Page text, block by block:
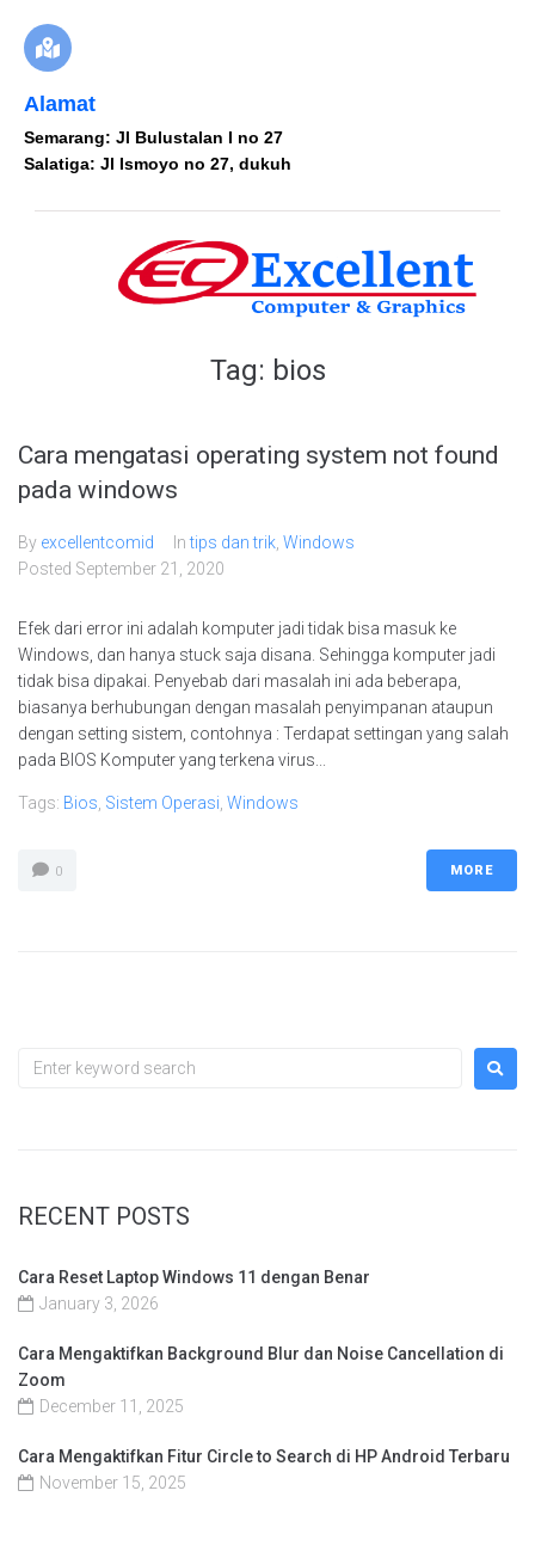
Alamat
Semarang: Jl Bulustalan I no 27
Salatiga: Jl Ismoyo no 27, dukuh
Tag: bios
Cara mengatasi operating system not found
pada windows
By excellentcomid Intips dan trik Windows
Posted September 21, 2020
Efek dari error ini adalah komputer jadi tidak bisa masuk ke
Windows, dan hanya stuck saja disana. Sehingga komputer jadi
tidak bisa dipakai. Penyebab dari masalah ini ada beberapa,
biasanya berhubungan dengan masalah penyimpanan ataupun
dengan setting sistem, contohnya : Terdapat settingan yang salah
pada BIOS Komputer yang terkena virus...
Tags: Bios Sistem Operasi Windows
0 MORE
RECENT POSTS
Cara Reset Laptop Windows 11 dengan Benar
January 3, 2026
Cara Mengaktifkan Background Blur dan Noise Cancellation di
Zoom
December 11, 2025
Cara Mengaktifkan Fitur Circle to Search di HP Android Terbaru
November 15, 2025